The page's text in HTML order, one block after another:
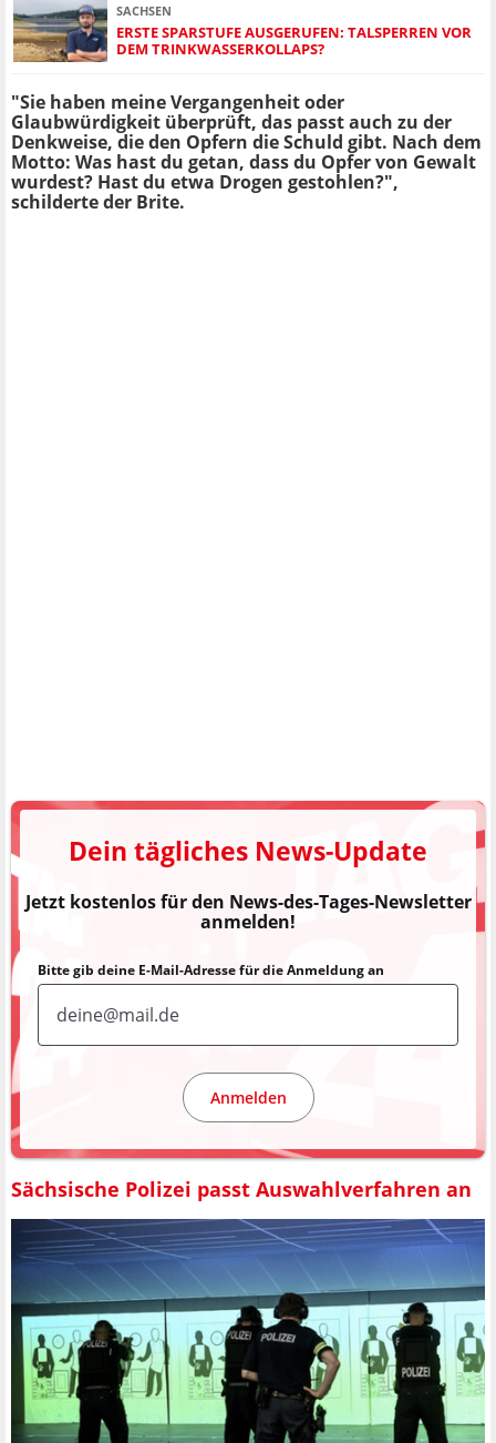
SACHSEN
ERSTE SPARSTUFE AUSGERUFEN: TALSPERREN VOR
DEM TRINKWASSERKOLLAPS?
"Sie haben meine Vergangenheit oder
Glaubwürdigkeit überprüft, das passt auch zu der
Denkweise, die den Opfern die Schuld gibt. Nach dem
Motto: Was hast du getan, dass du Opfer von Gewalt
wurdest? Hast du etwa Drogen gestohlen?",
schilderte der Brite.
Dein tägliches News-Update
Jetzt kostenlos für den News-des-Tages-Newsletter
anmelden!
Bitte gib deine E-Mail-Adresse für die Anmeldung an
Anmelden
Sächsische Polizei passt Auswahlverfahren an